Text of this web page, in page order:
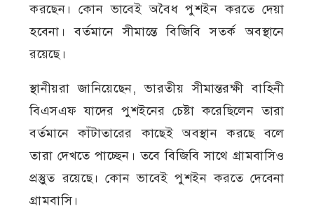
করছেন। কোন ভাবেই অবৈধ পুশইন করতে দেয়া
হবেনা। বর্তমানে সীমান্তে বিজিবি সতর্ক অবস্থানে
রয়েছে।
স্থানীয়রা জানিয়েছেন, ভারতীয় সীমান্তরক্ষী বাহিনী
বিএসএফ যাদের পুশইনের চেষ্টা করেছিলেন তারা
বর্তমানে কাঁটাতারের কাছেই অবস্থান করছে বলে
তারা দেখতে পাচ্ছেন। তবে বিজিবি সাথে গ্রামবাসিও
প্রস্তুুত রয়েছে। কোন ভাবেই পুশইন করতে দেবেনা
গ্রামবাসি।